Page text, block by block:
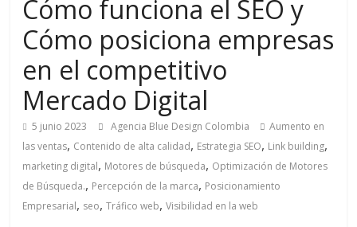
Marketing
en
Colombia
|
Revistas
Cómo funciona el SEO y
Cómo posiciona empresas
en el competitivo
Mercado Digital
5 junio 2023 Agencia Blue Design Colombia
Aumento en
las ventas, Contenido de alta calidad, Estrategia SEO, Link building,
marketing digital, Motores de búsqueda, Optimización de Motores
de Búsqueda., Percepción de la marca, Posicionamiento
Empresarial, seo,Tráfico web,Visibilidad en la web